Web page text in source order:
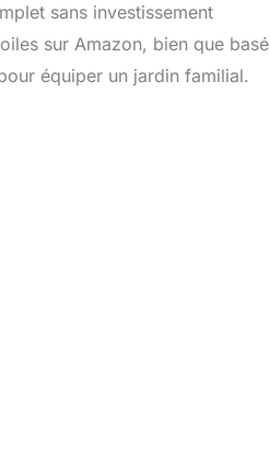
sans investissement
sur Amazon, bien que
équiper un jardin familial.